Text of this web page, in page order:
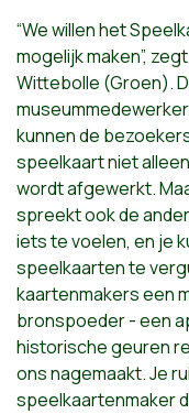
“We willen het
mogelijk maken”,
Wittebolle (Groen).
kunnen de
speelkaart niet
wordt afgewerkt.
spreekt ook de
iets te voelen, en je
speelkaarten te
kaartenmakers een
bronspoeder - een
historische geuren
ons nagemaakt. Je
speelkaartenmaker